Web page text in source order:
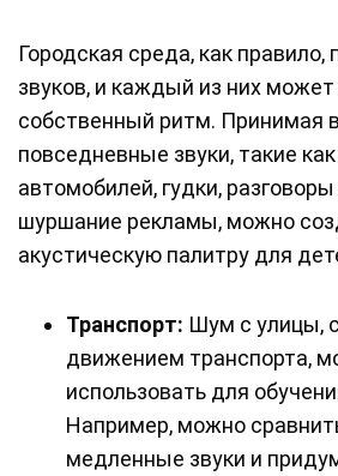
Городская среда, как правило,
звуков, и каждый из них
собственный ритм. Принимая
повседневные звуки, такие
автомобилей, гудки,
шуршание рекламы, можно
акустическую палитру для
Транспорт: Шум с улицы,
движением транспорта,
использовать для
Например, можно
медленные звуки и